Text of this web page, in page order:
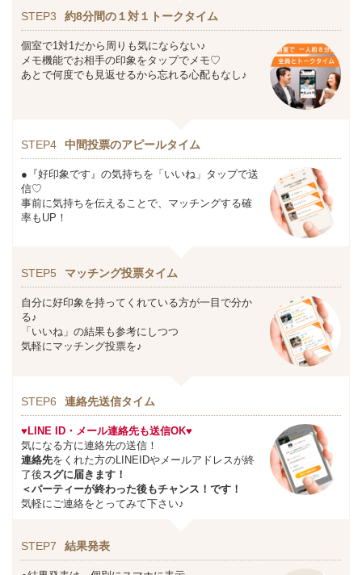
STEP3 約8分間の１対１トークタイム
個室で1対1だから周りも気にならない♪
メモ機能でお相手の印象をタップでメモ♡
あとで何度でも見返せるから忘れる心配もなし♪
STEP4 中間投票のアピールタイム
●『好印象です』の気持ちを「いいね」タップで送
信♡
事前に気持ちを伝えることで、マッチングする確
率もUP！
STEP5 マッチング投票タイム
自分に好印象を持ってくれている方が一目で分か
る♪
「いいね」の結果も参考にしつつ
気軽にマッチング投票を♪
STEP6 連絡先送信タイム
♥LINE ID・メール連絡先も送信OK♥
気になる方に連絡先の送信！
連絡先をくれた方のLINEIDやメールアドレスが終
了後 スグに届きます！
＜パーティーが終わった後もチャンス！です！
気軽にご連絡をとってみて下さい♪
STEP7 結果発表